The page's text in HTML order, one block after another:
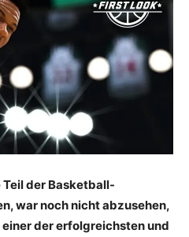
der Basketball-
war noch nicht abzusehen,
der erfolgreichsten und